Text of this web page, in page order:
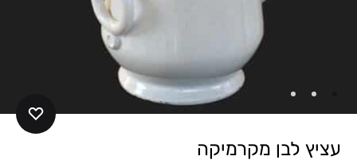
עציץ לבן מקרמיקה